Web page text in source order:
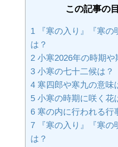
この記事の
1 『寒の入り』『寒
は？
2 小寒2026年の時期や
3 小寒の七十二候は？
4 寒四郎や寒九の意味
5 小寒の時期に咲く花
6 寒の内に行われる行
7 『寒の入り』『寒
は？